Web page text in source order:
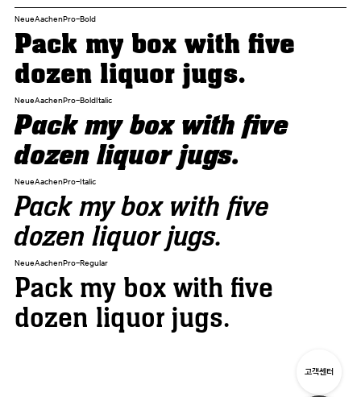
NeueAachenPro-Bold
Pack my box with five
dozen liquor jugs.
NeueAachenPro-BoldItalic
Pack my box with five
dozen liquor jugs.
NeueAachenPro-Italic
Pack my box with five
dozen liquor jugs.
NeueAachenPro-Regular
Pack my box with five
dozen liquor jugs.
고객센터